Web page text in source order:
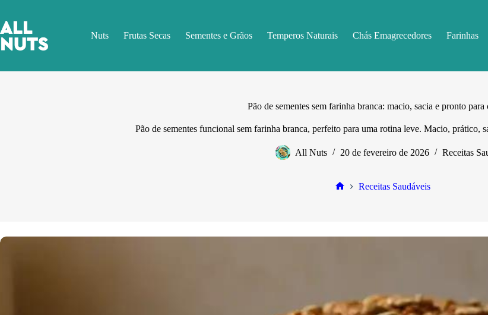
o
conteúdo
Nuts Frutas Secas Sementes e Grãos Temperos Naturais Chás Emagrecedores Farinhas
Pão de sementes sem farinha branca: macio, sacia e pronto para
Pão de sementes funcional sem farinha branca, perfeito para uma rotina leve. Macio, prático,
All Nuts 20 de fevereiro de 2026 Receitas
Receitas Saudáveis